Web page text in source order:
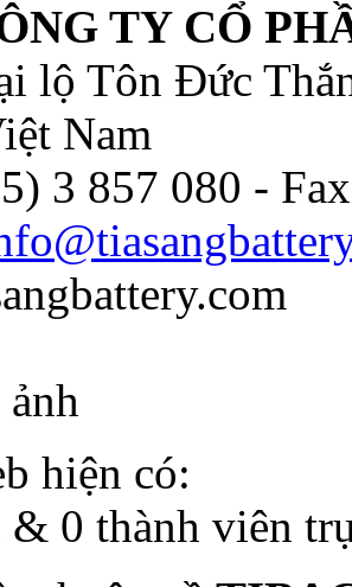
TY CỔ
lộ Tôn Đức
Nam
3 857 080 -
hiện có:
& 0 thành viên